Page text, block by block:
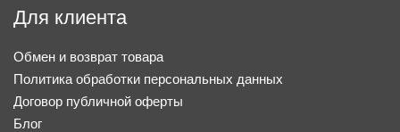
Для клиента
Обмен и возврат товара
Политика обработки персональных данных
Договор публичной оферты
Блог